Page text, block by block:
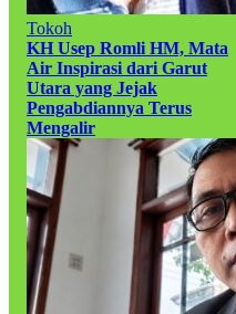
Tokoh
KH Usep Romli HM, Mata
Air Inspirasi dari Garut
Utara yang Jejak
Pengabdiannya Terus
Mengalir